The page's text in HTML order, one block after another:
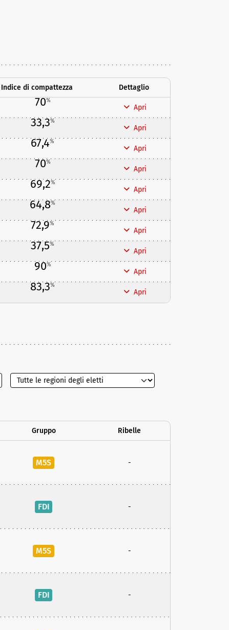
Indice di compattezza Dettaglio
70%
Apri
33,3%
Apri
67,4%
Apri
70%
Apri
69,2%
Apri
64,8%
Apri
72,9%
Apri
37,5%
Apri
90%
Apri
83,3%
Apri
Gruppo Ribelle
M5S -
FDI -
M5S -
FDI -